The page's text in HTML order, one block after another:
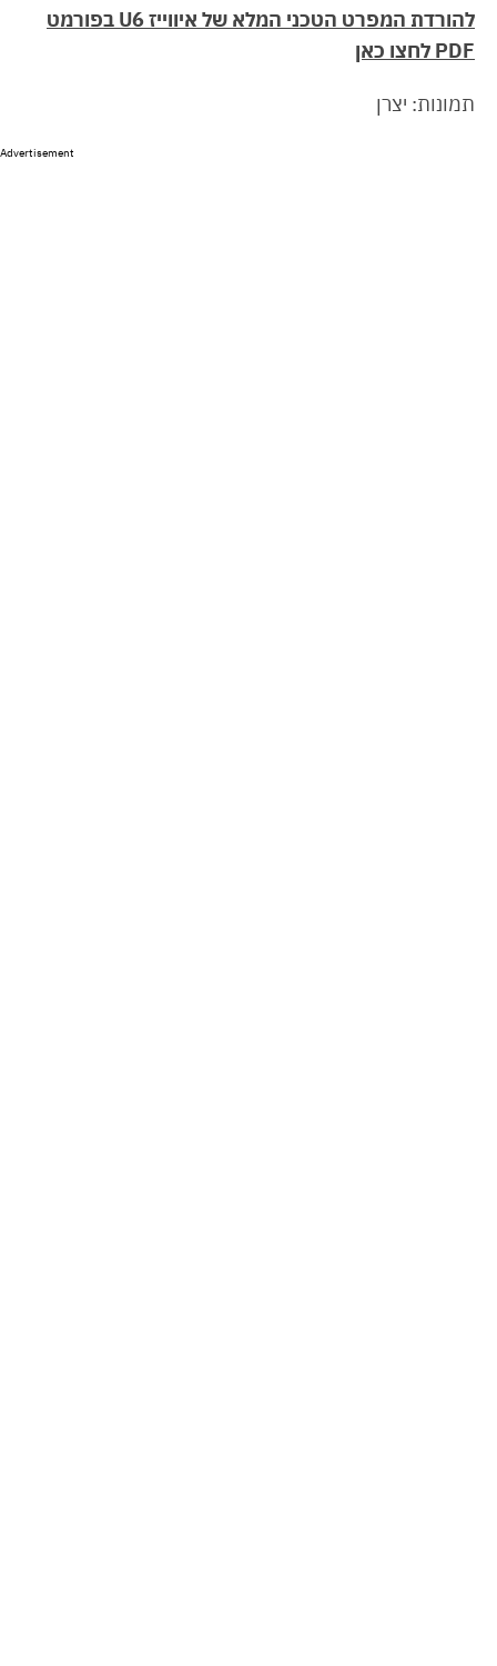
להורדת המפרט הטכני המלא של איווייז U6
בפורמט
PDF לחצו כאן
תמונות: יצרן
Advertisement